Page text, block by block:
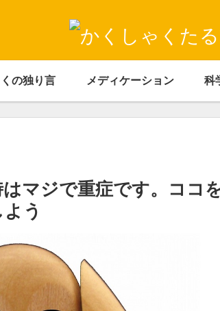
の独り言 メディケーション 科
マジで重症です。ココ
う